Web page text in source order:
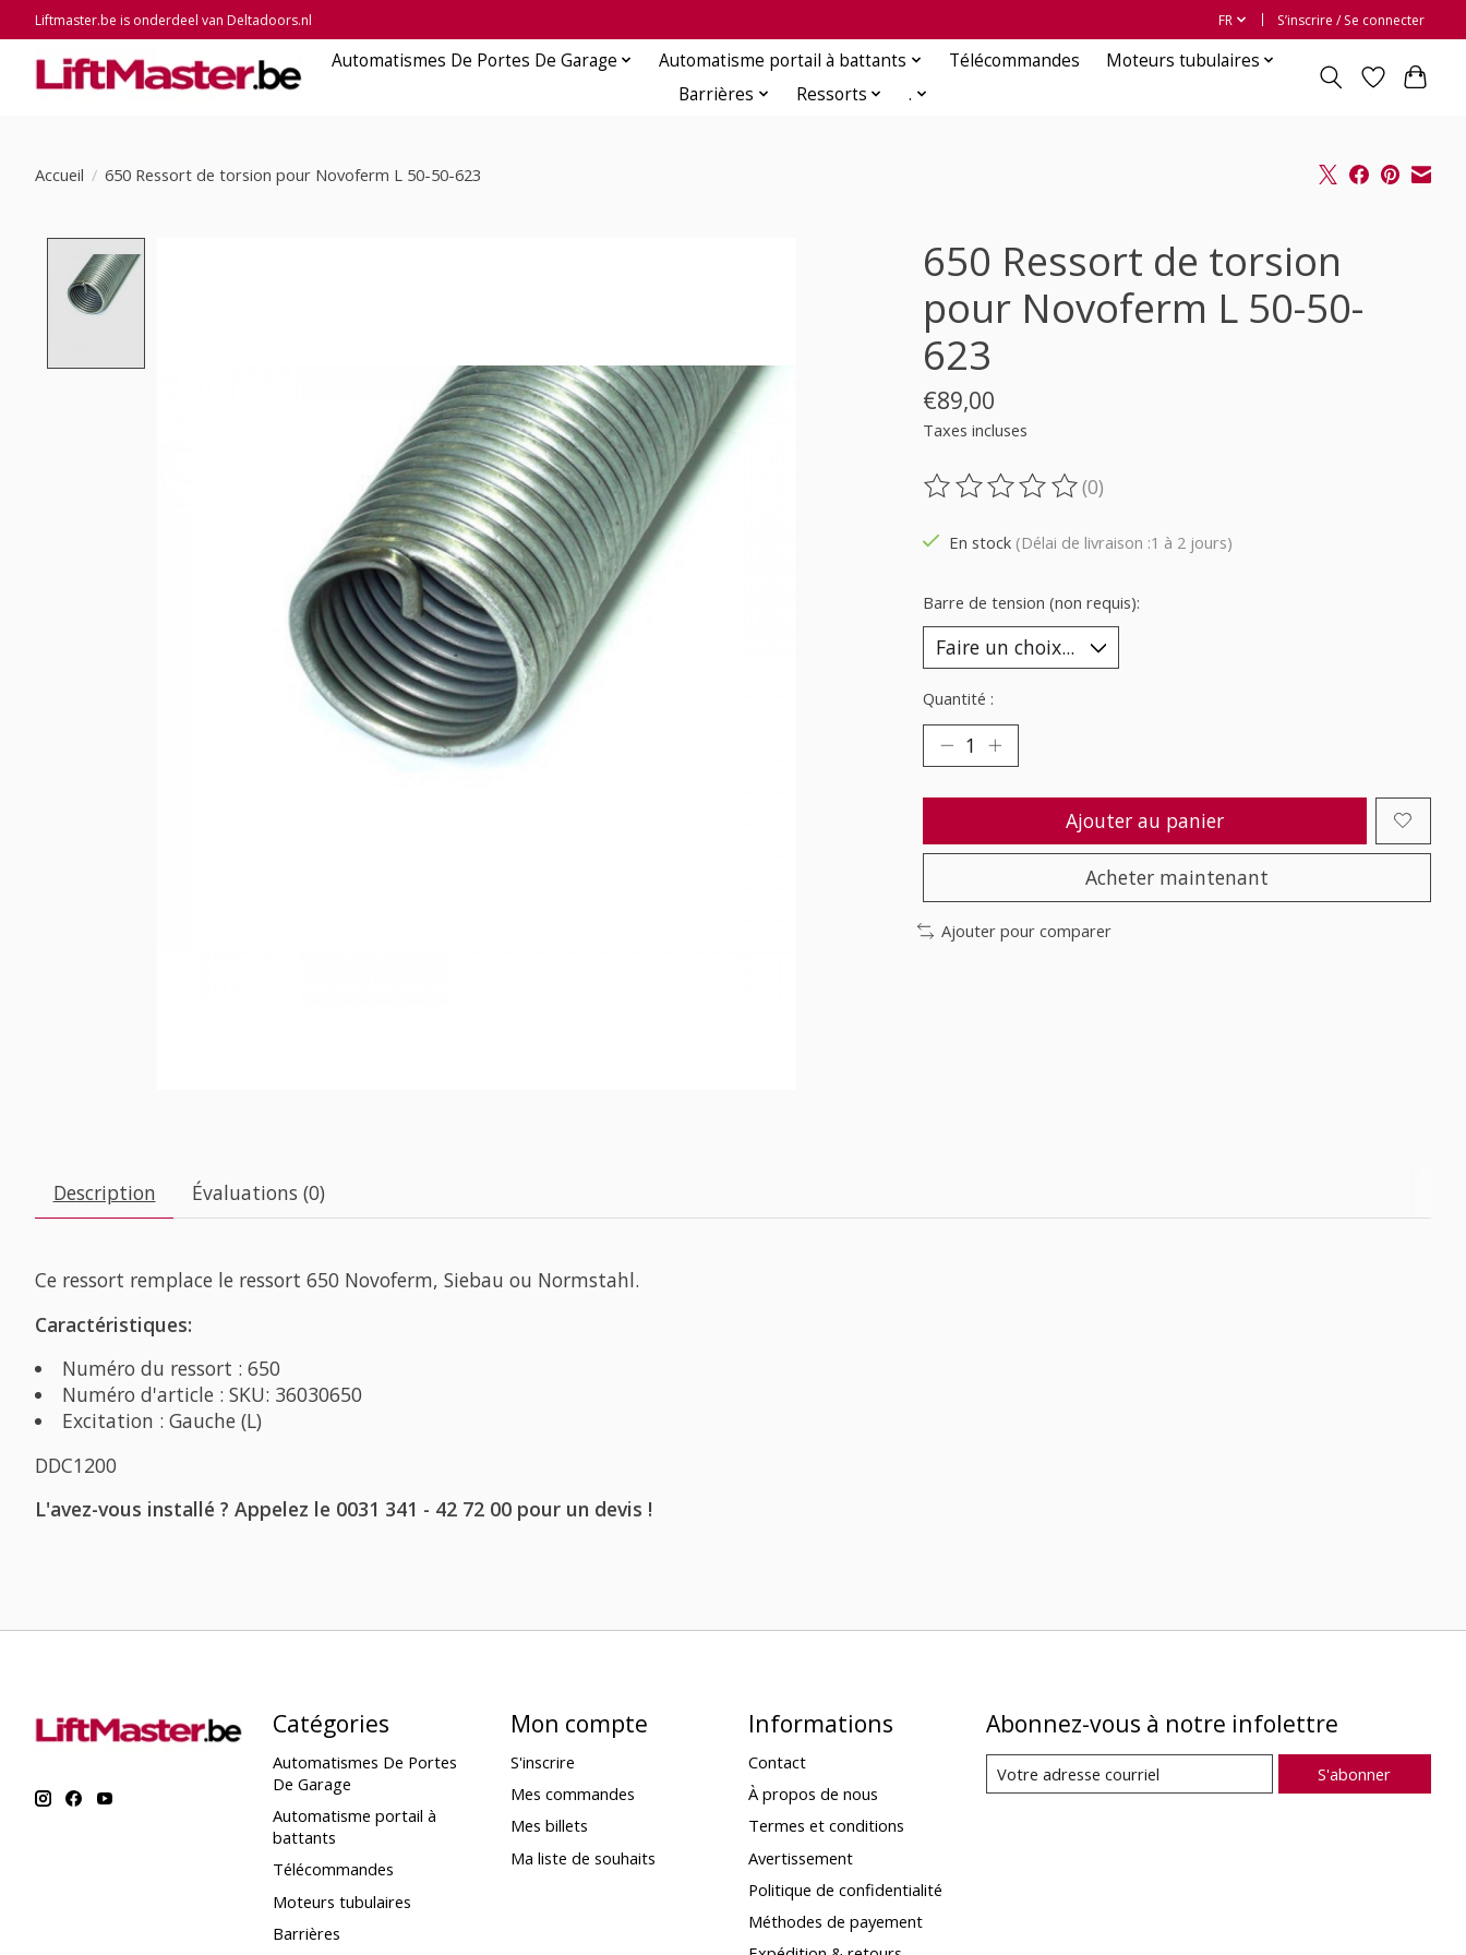
Liftmaster.be is onderdeel van Deltadoors.nl FR S’inscrire / Se connecter
Automatismes De Portes De Garage Automatisme portail à battants Télécommandes
Moteurs tubulaires
Barrières
Ressorts .
Accueil / 650 Ressort de torsion pour Novoferm L 50-50-623
650 Ressort de torsion
pour Novoferm L 50-50-
623
€89,00
Taxes incluses
Ce produit est évalué à
(0)
En stock (Délai de livraison :1 à 2 jours)
Barre de tension (non requis):
Quantité :
Ajouter au panier
Acheter maintenant
Ajouter pour comparer
Description Évaluations (0)
Ce ressort remplace le ressort 650 Novoferm, Siebau ou Normstahl.
Caractéristiques:
Numéro du ressort : 650
Numéro d'article : SKU: 36030650
Excitation : Gauche (L)
DDC1200
L'avez-vous installé ? Appelez le 0031 341 - 42 72 00 pour un devis !
Catégories
Automatismes De Portes
De Garage
Automatisme portail à
battants
Télécommandes
Moteurs tubulaires
Barrières
Mon compte
S'inscrire
Mes commandes
Mes billets
Ma liste de souhaits
Informations
Contact
À propos de nous
Termes et conditions
Avertissement
Politique de confidentialité
Méthodes de payement
Abonnez-vous à notre infolettre
S'abonner